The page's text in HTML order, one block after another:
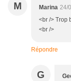
M Marina 24/
<br /> Trop
<br />
Répondre
G